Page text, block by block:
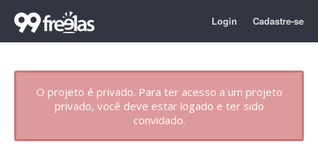
Login Cadastre-se
O projeto é privado. Para ter acesso a um projeto
privado, você deve estar logado e ter sido
convidado.